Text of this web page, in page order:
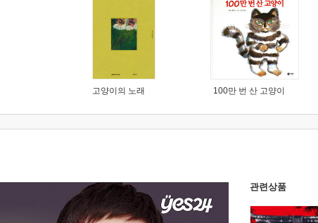
고양이의 노래 100만 번 산 고양이
관련상품